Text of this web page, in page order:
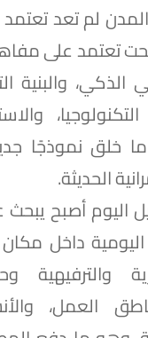
لم تعد تعتمد
تعتمد على
الذكي، والبنية
خلق نموذجًا
الحديثة.
اليوم أصبح
اليومية داخل
والترفيهية
العمل،